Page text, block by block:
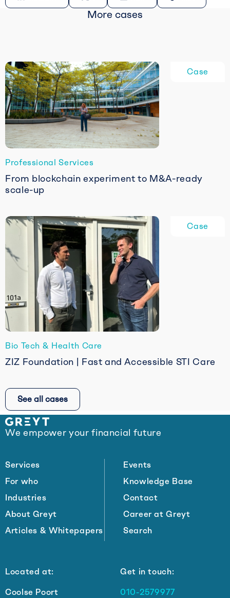
More cases
Case
Professional Services
From blockchain experiment to M&A-ready
scale-up
more
about
From
blockchain
experiment
ready
scale-
up
Case
Bio Tech & Health Care
ZIZ Foundation | Fast and Accessible STI Care
more
about
ZIZ
Foundation
and
Accessible
Care
See all cases
Site
footer
We empower your financial future
Services
For who
Industries
About Greyt
Articles & Whitepapers
Events
Knowledge Base
Contact
Career at Greyt
Search
Located at:
Coolse Poort
Get in touch:
010-2579977